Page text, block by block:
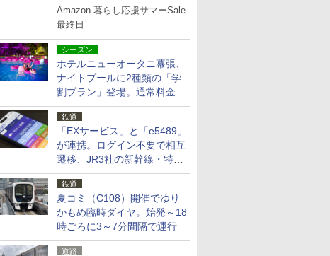
独自のクッション素材を採用
Amazon 暮らし応援サマーSale
最終日
シーズン
ホテルニューオータニ幕張、
ナイトプールに2種類の「学
割プラン」登場。通常料金の
およそ半額でお得に夜活
鉄道
「EXサービス」と「e5489」
が連携。ログイン不要で相互
遷移、JR3社の新幹線・特急
予約をアプリで一括確認
鉄道
夏コミ（C108）開催でゆり
かもめ臨時ダイヤ。始発～18
時ごろに3～7分間隔で運行
道路